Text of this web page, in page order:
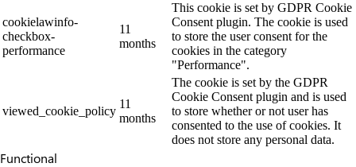
cookielawinfo-
checkbox-
performance
11
months
This cookie is set by GDPR Cookie
Consent plugin. The cookie is used
to store the user consent for the
cookies in the category
"Performance".
viewed_cookie_policy
11
months
The cookie is set by the GDPR
Cookie Consent plugin and is used
to store whether or not user has
consented to the use of cookies. It
does not store any personal data.
Functional